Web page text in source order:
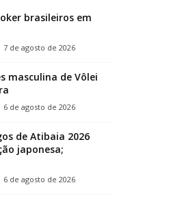
brasileiros em
7 de agosto de 2026
masculina de Vôlei
6 de agosto de 2026
de Atibaia 2026
japonesa;
6 de agosto de 2026